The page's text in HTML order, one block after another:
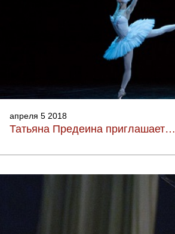
апреля 5 2018
Татьяна Предеина приглашает…